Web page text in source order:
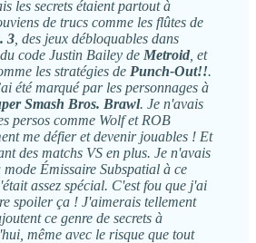
les secrets étaient partout à
de trucs comme les flûtes de
3 , des jeux débloquables dans
code Justin Bailey de Metroid , et
les stratégies de Punch-Out!!.
été marqué par les personnages à
Smash Bros. Brawl. Je n'avais
persos comme Wolf et ROB
me défier et devenir jouables ! Et
des matchs VS en plus. Je n'avais
Émissaire Subspatial à ce
assez spécial. C'est fou que j'ai
spoiler ça ! J'aimerais tellement
ce genre de secrets à
même avec le risque que tout